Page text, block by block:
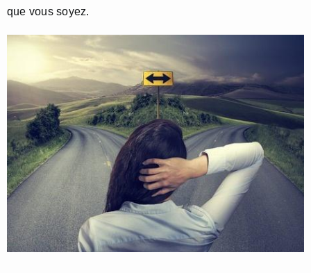
que vous soyez.